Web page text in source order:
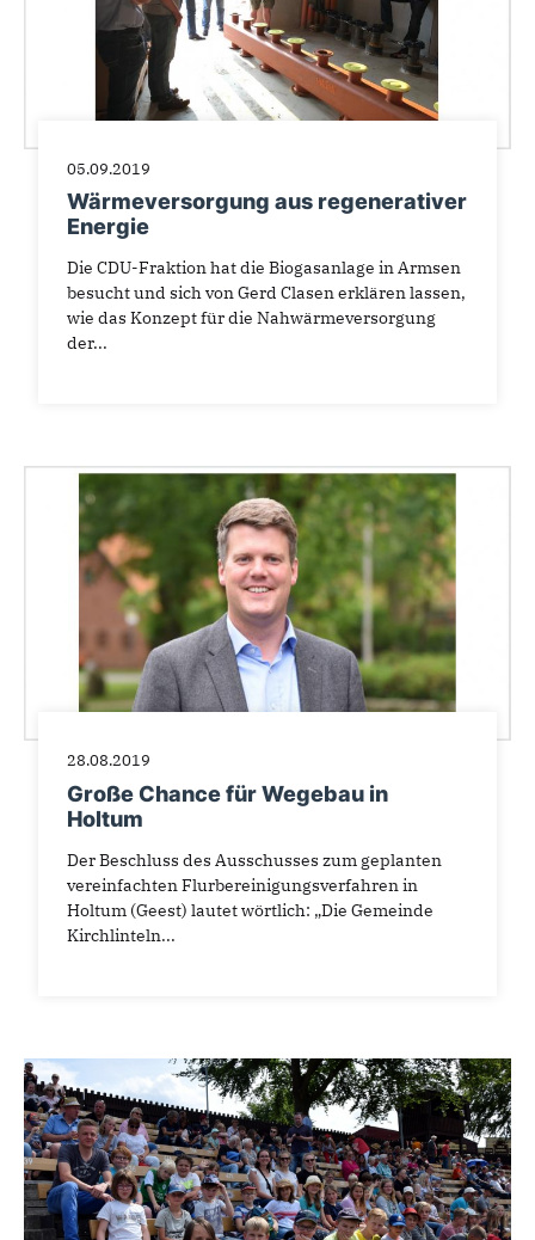
05.09.2019
Wärmeversorgung aus regenerativer
Energie
Die CDU-Fraktion hat die Biogasanlage in Armsen
besucht und sich von Gerd Clasen erklären lassen,
wie das Konzept für die Nahwärmeversorgung
der...
28.08.2019
Große Chance für Wegebau in
Holtum
Der Beschluss des Ausschusses zum geplanten
vereinfachten Flurbereinigungsverfahren in
Holtum (Geest) lautet wörtlich: „Die Gemeinde
Kirchlinteln...